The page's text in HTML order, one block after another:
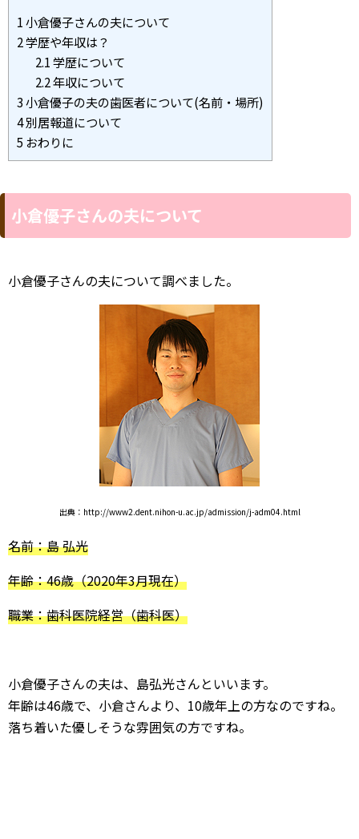
1小倉優子さんの夫について
2学歴や年収は？
2.1学歴について
2.2年収について
3小倉優子の夫の歯医者について(名前・場所)
4別居報道について
5 おわりに
小倉優子さんの夫について
小倉優子さんの夫について調べました。
出典：http://www2.dent.nihon-u.ac.jp/admission/j-adm04.html
名前：島 弘光
年齢：46歳（2020年3月現在）
職業：歯科医院経営（歯科医）
小倉優子さんの夫は、島弘光さんといいます。
年齢は46歳で、小倉さんより、10歳年上の方なのですね。
落ち着いた優しそうな雰囲気の方ですね。